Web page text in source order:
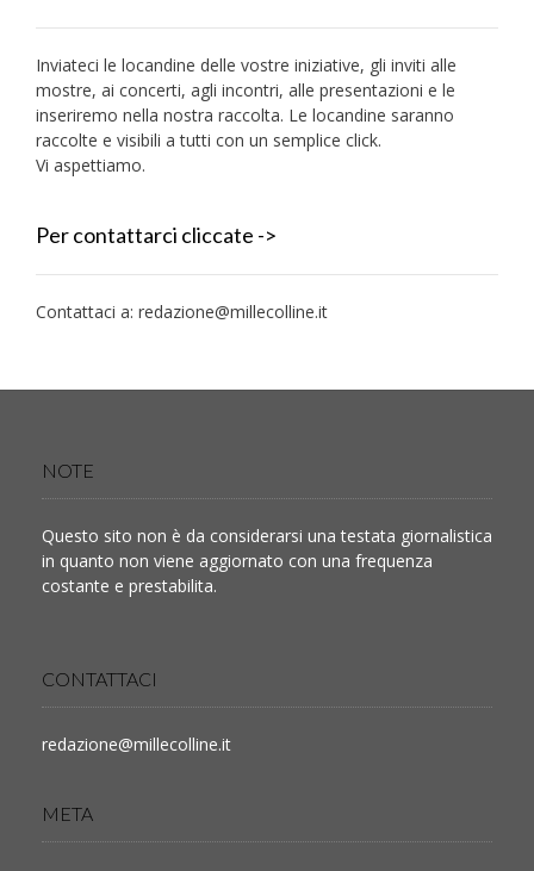
Inviateci le locandine delle vostre iniziative, gli inviti alle
mostre, ai concerti, agli incontri, alle presentazioni e le
inseriremo nella nostra raccolta. Le locandine saranno
raccolte e visibili a tutti con un semplice click.
Vi aspettiamo.
Per contattarci cliccate ->
Contattaci a: redazione@millecolline.it
NOTE
Questo sito non è da considerarsi una testata giornalistica
in quanto non viene aggiornato con una frequenza
costante e prestabilita.
CONTATTACI
redazione@millecolline.it
META